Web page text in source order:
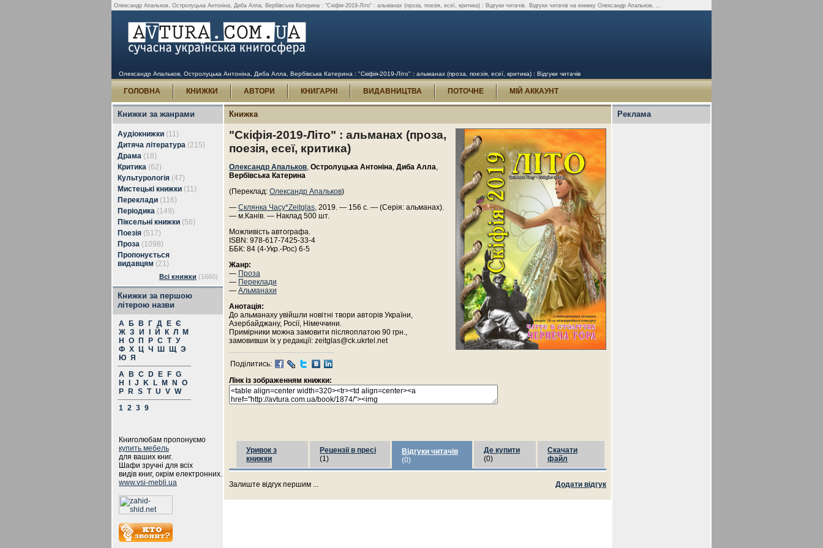
Олександр Апальков, Остролуцька Антоніна, Диба Алла, Вербівська Катерина : "Скіфія-2019-Літо" : альманах (проза, поезія, есеї, критика) : Відгуки читачів. Відгуки читачів на книжку Олександр Апальков, ...
Олександр Апальков, Остролуцька Антоніна, Диба Алла, Вербівська Катерина : "Скіфія-2019-Літо" : альманах (проза, поезія, есеї, критика) : Відгуки читачів
ГОЛОВНА КНИЖКИ АВТОРИ КНИГАРНІ ВИДАВНИЦТВА ПОТОЧНЕ МІЙ АККАУНТ
Книжки за жанрами
Аудіокнижки (11)
Дитяча література (215)
Драма (18)
Критика (62)
Культурологія (47)
Мистецькі книжки (11)
Переклади (116)
Періодика (149)
Піксельні книжки (56)
Поезія (517)
Проза (1098)
Пропонується
видавцям (21)
Всі книжки (1660)
Книжки за першою
літерою назви
А Б В Г Д Е Є
Ж З И Й К Л
М
Н
О П Р С Т У
Ф Х Ц Ч Ш Щ Э
Ю Я
A
B C D E F G
H
J K L M N
O
P
R S T U V W
1 2 3 9
Книголюбам пропонуємо
купить мебель
для ваших книг.
Шафи зручні для всіх
видів книг, окрім електронних.
www.vsi-mebli.ua
Книжка
"Скіфія-2019-Літо" : альманах (проза,
поезія, есеї, критика)
Олександр Апальков, Остролуцька Антоніна, Диба Алла,
Вербівська Катерина
(Переклад: Олександр Апальков)
— Склянка Часу*Zeitglas, 2019. — 156 с. — (Серія: альманах).
— м.Канів. — Наклад 500 шт.
Можливість автографа.
ISBN: 978-617-7425-33-4
ББК: 84 (4-Укр.-Рос) 6-5
Жанр:
— Проза
— Переклади
— Альманахи
Анотація:
До альманаху увійшли новітні твори авторів України,
Азербайджану, Росії, Німеччини.
Примірники можна замовити післяоплатою 90 грн.,
замовивши їх у редакції: zeitglas@ck.ukrtel.net
Поділитись:
Лінк із зображенням книжки:
Уривок з
книжки
Рецензії в пресі
(1)
Відгуки читачів
(0)
Де купити
(0)
Скачати
файл
Додати відгук
Залиште відгук першим ...
Реклама